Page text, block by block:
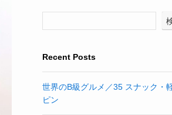
Recent Posts
世界のB級グルメ／35 スナック・
ピン